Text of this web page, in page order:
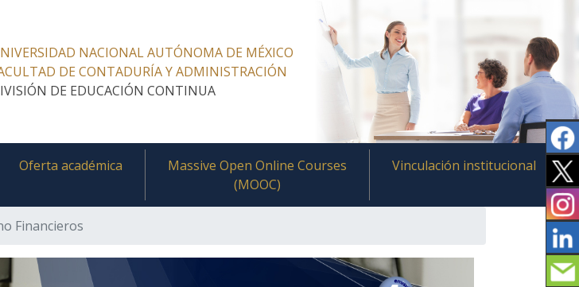
NACIONAL AUTÓNOMA DE MÉXICO
DE CONTADURÍA Y ADMINISTRACIÓN
DE EDUCACIÓN CONTINUA
Oferta académica
Massive Open Online Courses
(MOOC)
Vinculación institucional
Financieros